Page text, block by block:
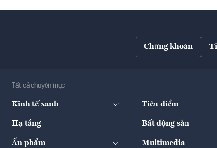
Chứng khoán
Tất cả chuyên mục
Kinh tế xanh Tiêu điểm
Hạ tầng Bất động sản
Ấn phẩm Multimedia